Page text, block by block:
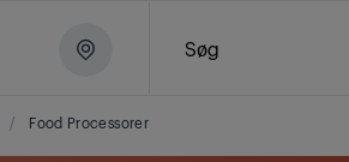
Søg
/ Food Processorer